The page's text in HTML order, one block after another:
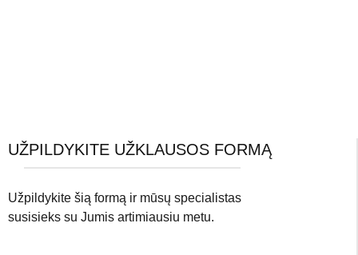
UŽPILDYKITE UŽKLAUSOS FORMĄ
Užpildykite šią formą ir mūsų specialistas
susisieks su Jumis artimiausiu metu.